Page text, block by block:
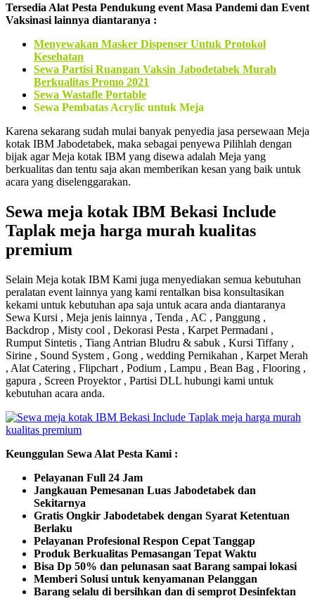
Tersedia Alat Pesta Pendukung event Masa Pandemi dan Event
Vaksinasi lainnya diantaranya :
Menyewakan Masker Dispenser Untuk Protokol
Kesehatan
Sewa Partisi Ruangan Vaksin Jabodetabek Murah
Berkualitas Promo 2021
Sewa Wastafle Portable
Sewa Pembatas Acrylic untuk Meja
Karena sekarang sudah mulai banyak penyedia jasa persewaan Meja
kotak IBM Jabodetabek, maka sebagai penyewa Pilihlah dengan
bijak agar Meja kotak IBM yang disewa adalah Meja yang
berkualitas dan tentu saja akan memberikan kesan yang baik untuk
acara yang diselenggarakan.
Sewa meja kotak IBM Bekasi Include
Taplak meja harga murah kualitas
premium
Selain Meja kotak IBM Kami juga menyediakan semua kebutuhan
peralatan event lainnya yang kami rentalkan bisa konsultasikan
kekami untuk kebutuhan apa saja untuk acara anda diantaranya
Sewa Kursi , Meja jenis lainnya , Tenda , AC , Panggung ,
Backdrop , Misty cool , Dekorasi Pesta , Karpet Permadani ,
Rumput Sintetis , Tiang Antrian Bludru & sabuk , Kursi Tiffany ,
Sirine , Sound System , Gong , wedding Pernikahan , Karpet Merah
, Alat Catering , Flipchart , Podium , Lampu , Bean Bag , Flooring ,
gapura , Screen Proyektor , Partisi DLL hubungi kami untuk
kebutuhan acara anda.
Keunggulan Sewa Alat Pesta Kami :
Pelayanan Full 24 Jam
Jangkauan Pemesanan Luas Jabodetabek dan
Sekitarnya
Gratis Ongkir Jabodetabek dengan Syarat Ketentuan
Berlaku
Pelayanan Profesional Respon Cepat Tanggap
Produk Berkualitas Pemasangan Tepat Waktu
Bisa Dp 50% dan pelunasan saat Barang sampai lokasi
Memberi Solusi untuk kenyamanan Pelanggan
Barang selalu di bersihkan dan di semprot Desinfektan